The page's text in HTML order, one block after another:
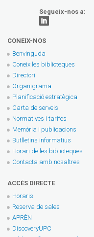
Segueix-nos a:
CONEIX-NOS
Benvinguda
Coneix les biblioteques
Directori
Organigrama
Planificació estratègica
Carta de serveis
Normatives i tarifes
Memòria i publicacions
Butlletins informatius
Horari de les biblioteques
Contacta amb nosaltres
ACCÉS DIRECTE
Horaris
Reserva de sales
APRÈN
DiscoveryUPC